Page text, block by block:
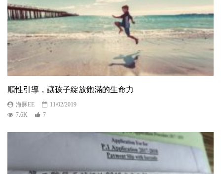
順性引導，讓孩子綻放飽滿的生命力
海豚EE
11/02/2019
7.6K
7